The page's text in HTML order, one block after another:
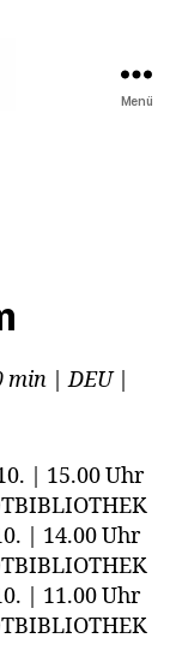
Menü
| DEU |
| 15.00 Uhr
| 14.00 Uhr
| 11.00 Uhr